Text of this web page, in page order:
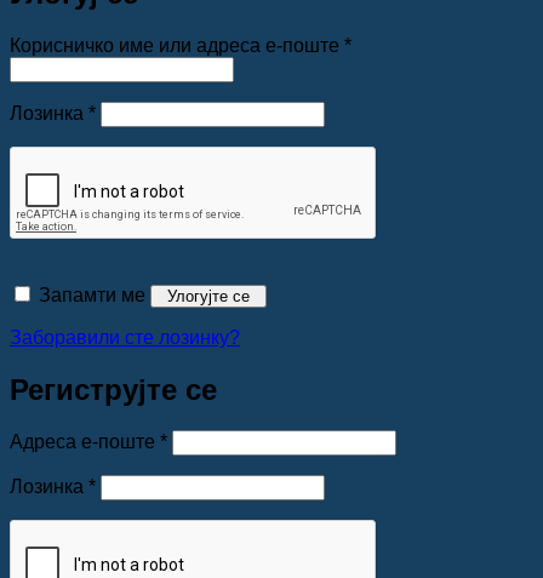
Корисничко име или адреса е-поште *Обавезно
Лозинка *Обавезно
Запамти ме Улогујте се
Заборавили сте лозинку?
Региструјте се
Адреса е-поште *Обавезно
Лозинка *Обавезно